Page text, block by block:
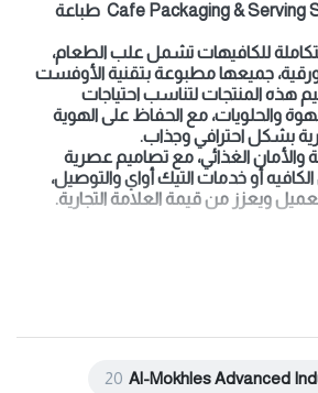
كافيهات – Cafe Packaging & Serving Solutions طباعة
للكافيهات تشمل علب الطعام،
جميعها مطبوعة بتقنية الأوفست
هذه المنتجات لتناسب احتياجات
والحلويات، مع الحفاظ على الهوية
بشكل احترافي وجذاب.
والأمان الغذائي، مع تصاميم عصرية
أو خدمات التيك أواي والتوصيل،
ويعزز من قيمة العلامة التجارية.
وأشكال مخصصة (علب حلويات /
كريب / حوامل أكواب)
Al-Mokhles Advanced
20